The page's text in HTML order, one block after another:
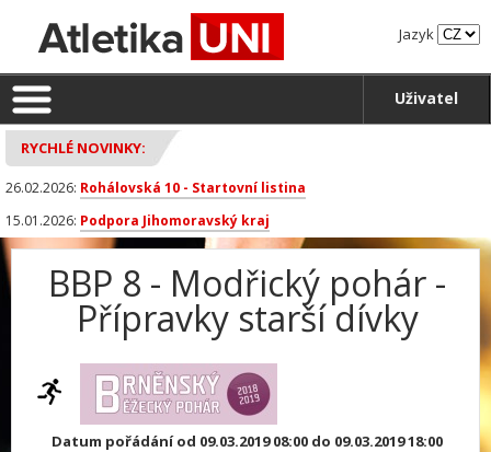
Jazyk
Uživatel
RYCHLÉ NOVINKY:
26.02.2026: Rohálovská 10 - Startovní listina
15.01.2026: Podpora Jihomoravský kraj
BBP 8 - Modřický pohár -
Přípravky starší dívky
Datum pořádání od 09.03.2019 08:00 do 09.03.2019 18:00